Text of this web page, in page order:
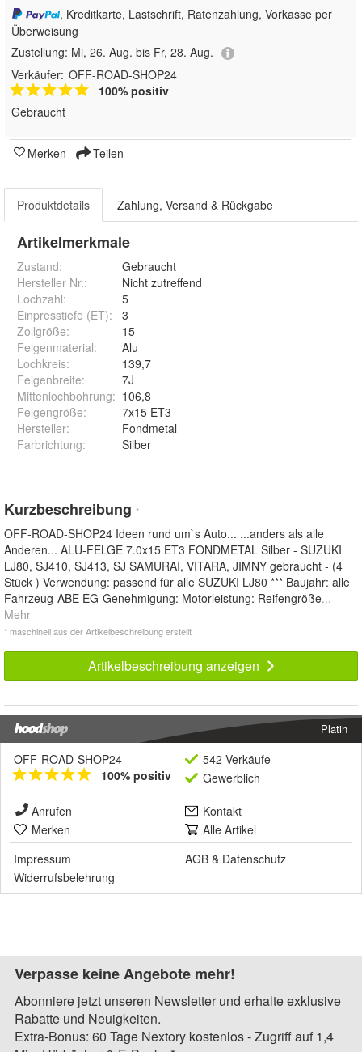
, Kreditkarte, Lastschrift, Ratenzahlung, Vorkasse per
Überweisung
Zustellung: Mi, 26. Aug. bis Fr, 28. Aug.
Verkäufer: OFF-ROAD-SHOP24
100% positiv
Gebraucht
Merken Teilen
Produktdetails Zahlung, Versand & Rückgabe
Artikelmerkmale
Zustand:
Gebraucht
Hersteller Nr.:
Nicht zutreffend
Lochzahl:
5
Einpresstiefe (ET):
3
Zollgröße:
15
Felgenmaterial:
Alu
Lochkreis:
139,7
Felgenbreite:
7J
Mittenlochbohrung: 106,8
Felgengröße:
7x15 ET3
Hersteller:
Fondmetal
Farbrichtung: Silber
Kurzbeschreibung *
OFF-ROAD-SHOP24 Ideen rund um`s Auto... ...anders als alle
Anderen... ALU-FELGE 7.0x15 ET3 FONDMETAL Silber - SUZUKI
LJ80, SJ410, SJ413, SJ SAMURAI, VITARA, JIMNY gebraucht - (4
Stück ) Verwendung: passend für alle SUZUKI LJ80 *** Baujahr: alle
Fahrzeug-ABE EG-Genehmigung: Motorleistung: Reifengröße...
Mehr
* maschinell aus der Artikelbeschreibung erstellt
Artikelbeschreibung anzeigen
Platin
OFF-ROAD-SHOP24
100% positiv
542 Verkäufe
Gewerblich
Anrufen
Kontakt
Merken
Alle Artikel
Impressum
AGB & Datenschutz
Widerrufsbelehrung
Verpasse keine Angebote mehr!
Abonniere jetzt unseren Newsletter und erhalte exklusive
Rabatte und Neuigkeiten.
Extra-Bonus: 60 Tage Nextory kostenlos - Zugriff auf 1,4